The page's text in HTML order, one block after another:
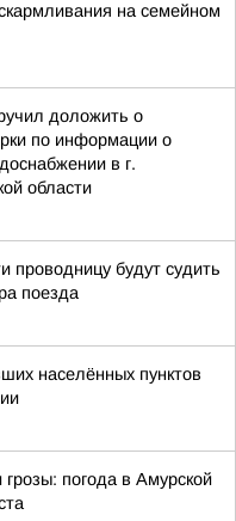
на семейном
доложить о
по информации о
в г.
области
проводницу будут судить
поезда
населённых пунктов
погода в Амурской